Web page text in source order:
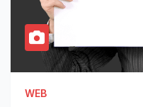
WEB